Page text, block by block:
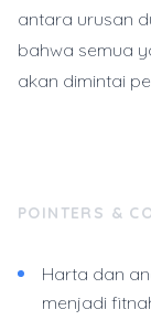
antara urusan
bahwa semua
akan dimintai
POINTERS &
Harta dan
menjadi